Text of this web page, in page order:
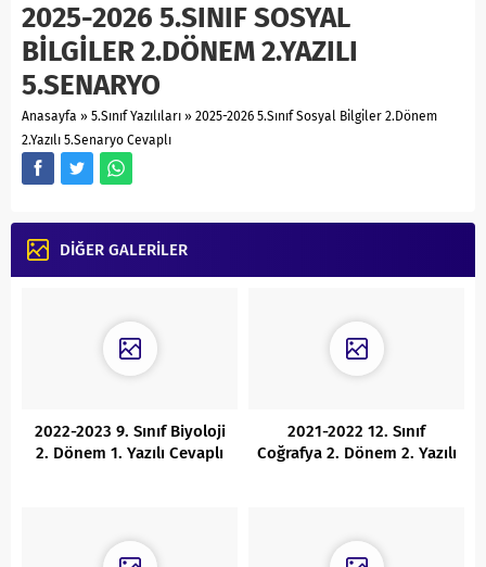
2025-2026 5.SINIF SOSYAL
BİLGİLER 2.DÖNEM 2.YAZILI
5.SENARYO
Anasayfa » 5.Sınıf Yazılıları » 2025-2026 5.Sınıf Sosyal Bilgiler 2.Dönem
2.Yazılı 5.Senaryo Cevaplı
DİĞER GALERİLER
2022-2023 9. Sınıf Biyoloji
2. Dönem 1. Yazılı Cevaplı
2021-2022 12. Sınıf
Coğrafya 2. Dönem 2. Yazılı